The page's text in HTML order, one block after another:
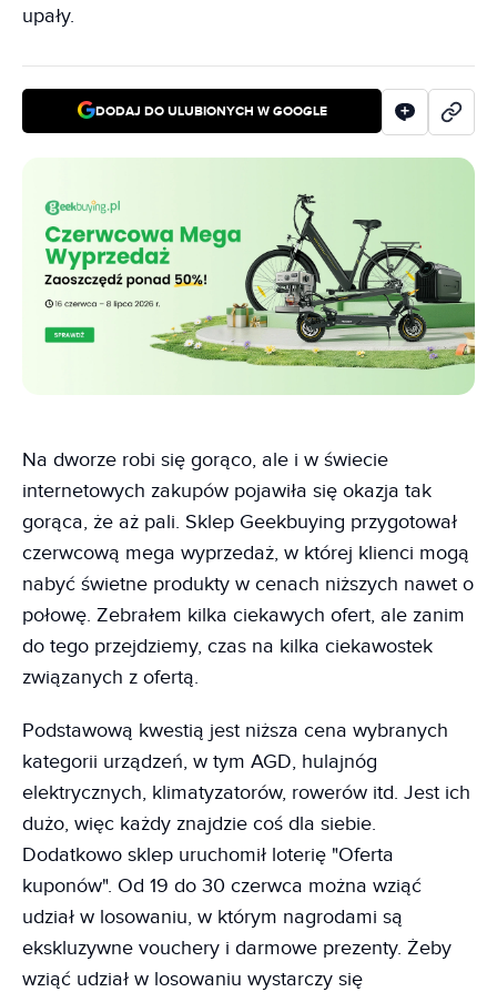
upały.
DODAJ DO ULUBIONYCH W GOOGLE
Na dworze robi się gorąco, ale i w świecie
internetowych zakupów pojawiła się okazja tak
gorąca, że aż pali. Sklep Geekbuying przygotował
czerwcową mega wyprzedaż, w której klienci mogą
nabyć świetne produkty w cenach niższych nawet o
połowę. Zebrałem kilka ciekawych ofert, ale zanim
do tego przejdziemy, czas na kilka ciekawostek
związanych z ofertą.
Podstawową kwestią jest niższa cena wybranych
kategorii urządzeń, w tym AGD, hulajnóg
elektrycznych, klimatyzatorów, rowerów itd. Jest ich
dużo, więc każdy znajdzie coś dla siebie.
Dodatkowo sklep uruchomił loterię "Oferta
kuponów". Od 19 do 30 czerwca można wziąć
udział w losowaniu, w którym nagrodami są
ekskluzywne vouchery i darmowe prezenty. Żeby
wziąć udział w losowaniu wystarczy się